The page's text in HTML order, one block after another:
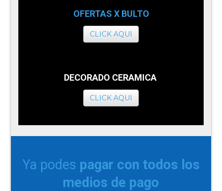
OFERTAS X BULTO
CLICK AQUI
DECORADO CERAMICA
CLICK AQUI
Ya podes pagar con todos los
medios de pago